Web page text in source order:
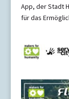
App, der Stadt
für das